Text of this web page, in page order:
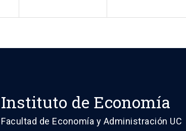
Instituto de Economía
Facultad de Economía y Administración UC